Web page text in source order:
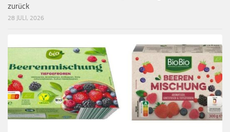
zurück
28 JULI, 2026